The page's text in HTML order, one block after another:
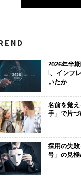
2026年半
I、インフ
いたか
名前を覚
手」で片
採用の失
号」の見極